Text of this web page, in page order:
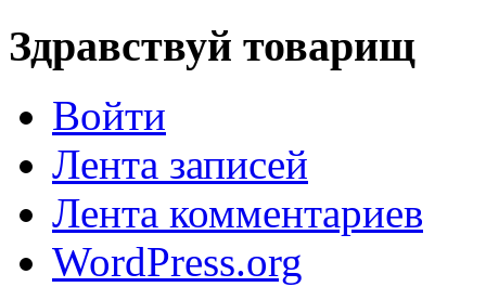
Здравствуй товарищ
Войти
Лента записей
Лента комментариев
WordPress.org